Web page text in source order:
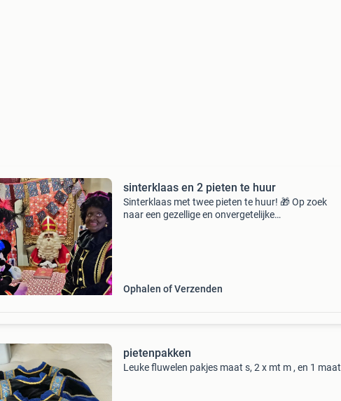
sinterklaas en 2 pieten te huur
Sinterklaas met twee pieten te huur! 🎁 Op zoek
naar een gezellige en onvergetelijke
Ophalen of Verzenden
pietenpakken
Leuke fluwelen pakjes maat s, 2 x mt m , en 1 maat l